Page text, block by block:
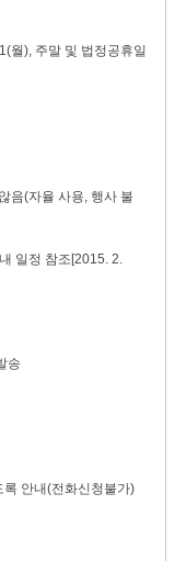
), 주말 및 법정공휴일
(자율 사용, 행사 불
일정 참조[2015. 2.
송
내(전화신청불가)